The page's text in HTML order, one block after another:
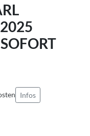
Infos